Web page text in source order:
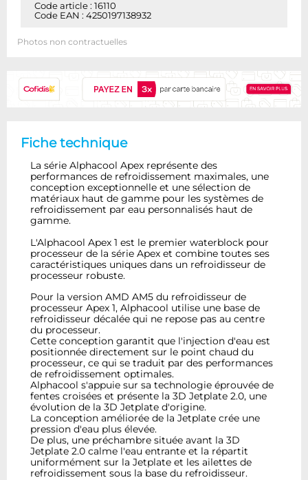
Code article : 16110
Code EAN : 4250197138932
Photos non contractuelles
Fiche technique
La série Alphacool Apex représente des
performances de refroidissement maximales, une
conception exceptionnelle et une sélection de
matériaux haut de gamme pour les systèmes de
refroidissement par eau personnalisés haut de
gamme.
L'Alphacool Apex 1 est le premier waterblock pour
processeur de la série Apex et combine toutes ses
caractéristiques uniques dans un refroidisseur de
processeur robuste.
Pour la version AMD AM5 du refroidisseur de
processeur Apex 1, Alphacool utilise une base de
refroidisseur décalée qui ne repose pas au centre
du processeur.
Cette conception garantit que l'injection d'eau est
positionnée directement sur le point chaud du
processeur, ce qui se traduit par des performances
de refroidissement optimales.
Alphacool s'appuie sur sa technologie éprouvée de
fentes croisées et présente la 3D Jetplate 2.0, une
évolution de la 3D Jetplate d'origine.
La conception améliorée de la Jetplate crée une
pression d'eau plus élevée.
De plus, une préchambre située avant la 3D
Jetplate 2.0 calme l'eau entrante et la répartit
uniformément sur la Jetplate et les ailettes de
refroidissement sous la base du refroidisseur.